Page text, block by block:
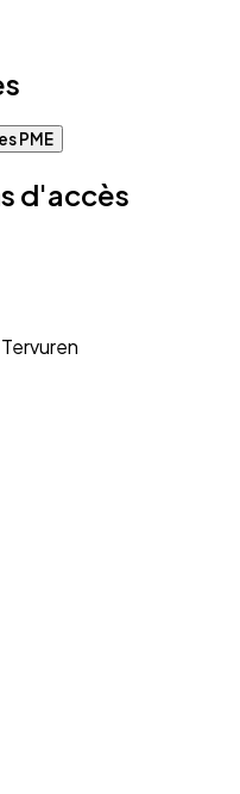
PME
d'accès